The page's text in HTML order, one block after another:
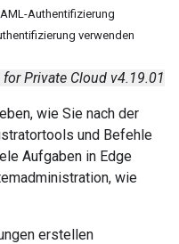
Authentifizierung
verwenden
for Private Cloud v4.19.01
wie Sie nach der
und Befehle
Aufgaben in Edge
wie
erstellen